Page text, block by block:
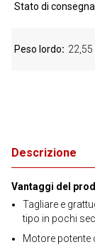
Descrizione
Vantaggi del
Tagliare e
tipo in pochi
Motore potente
Stato di consegna
Peso lordo 22,55